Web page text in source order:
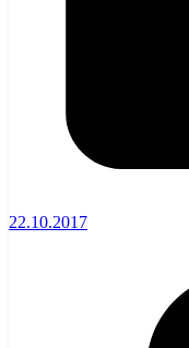
22.10.2017